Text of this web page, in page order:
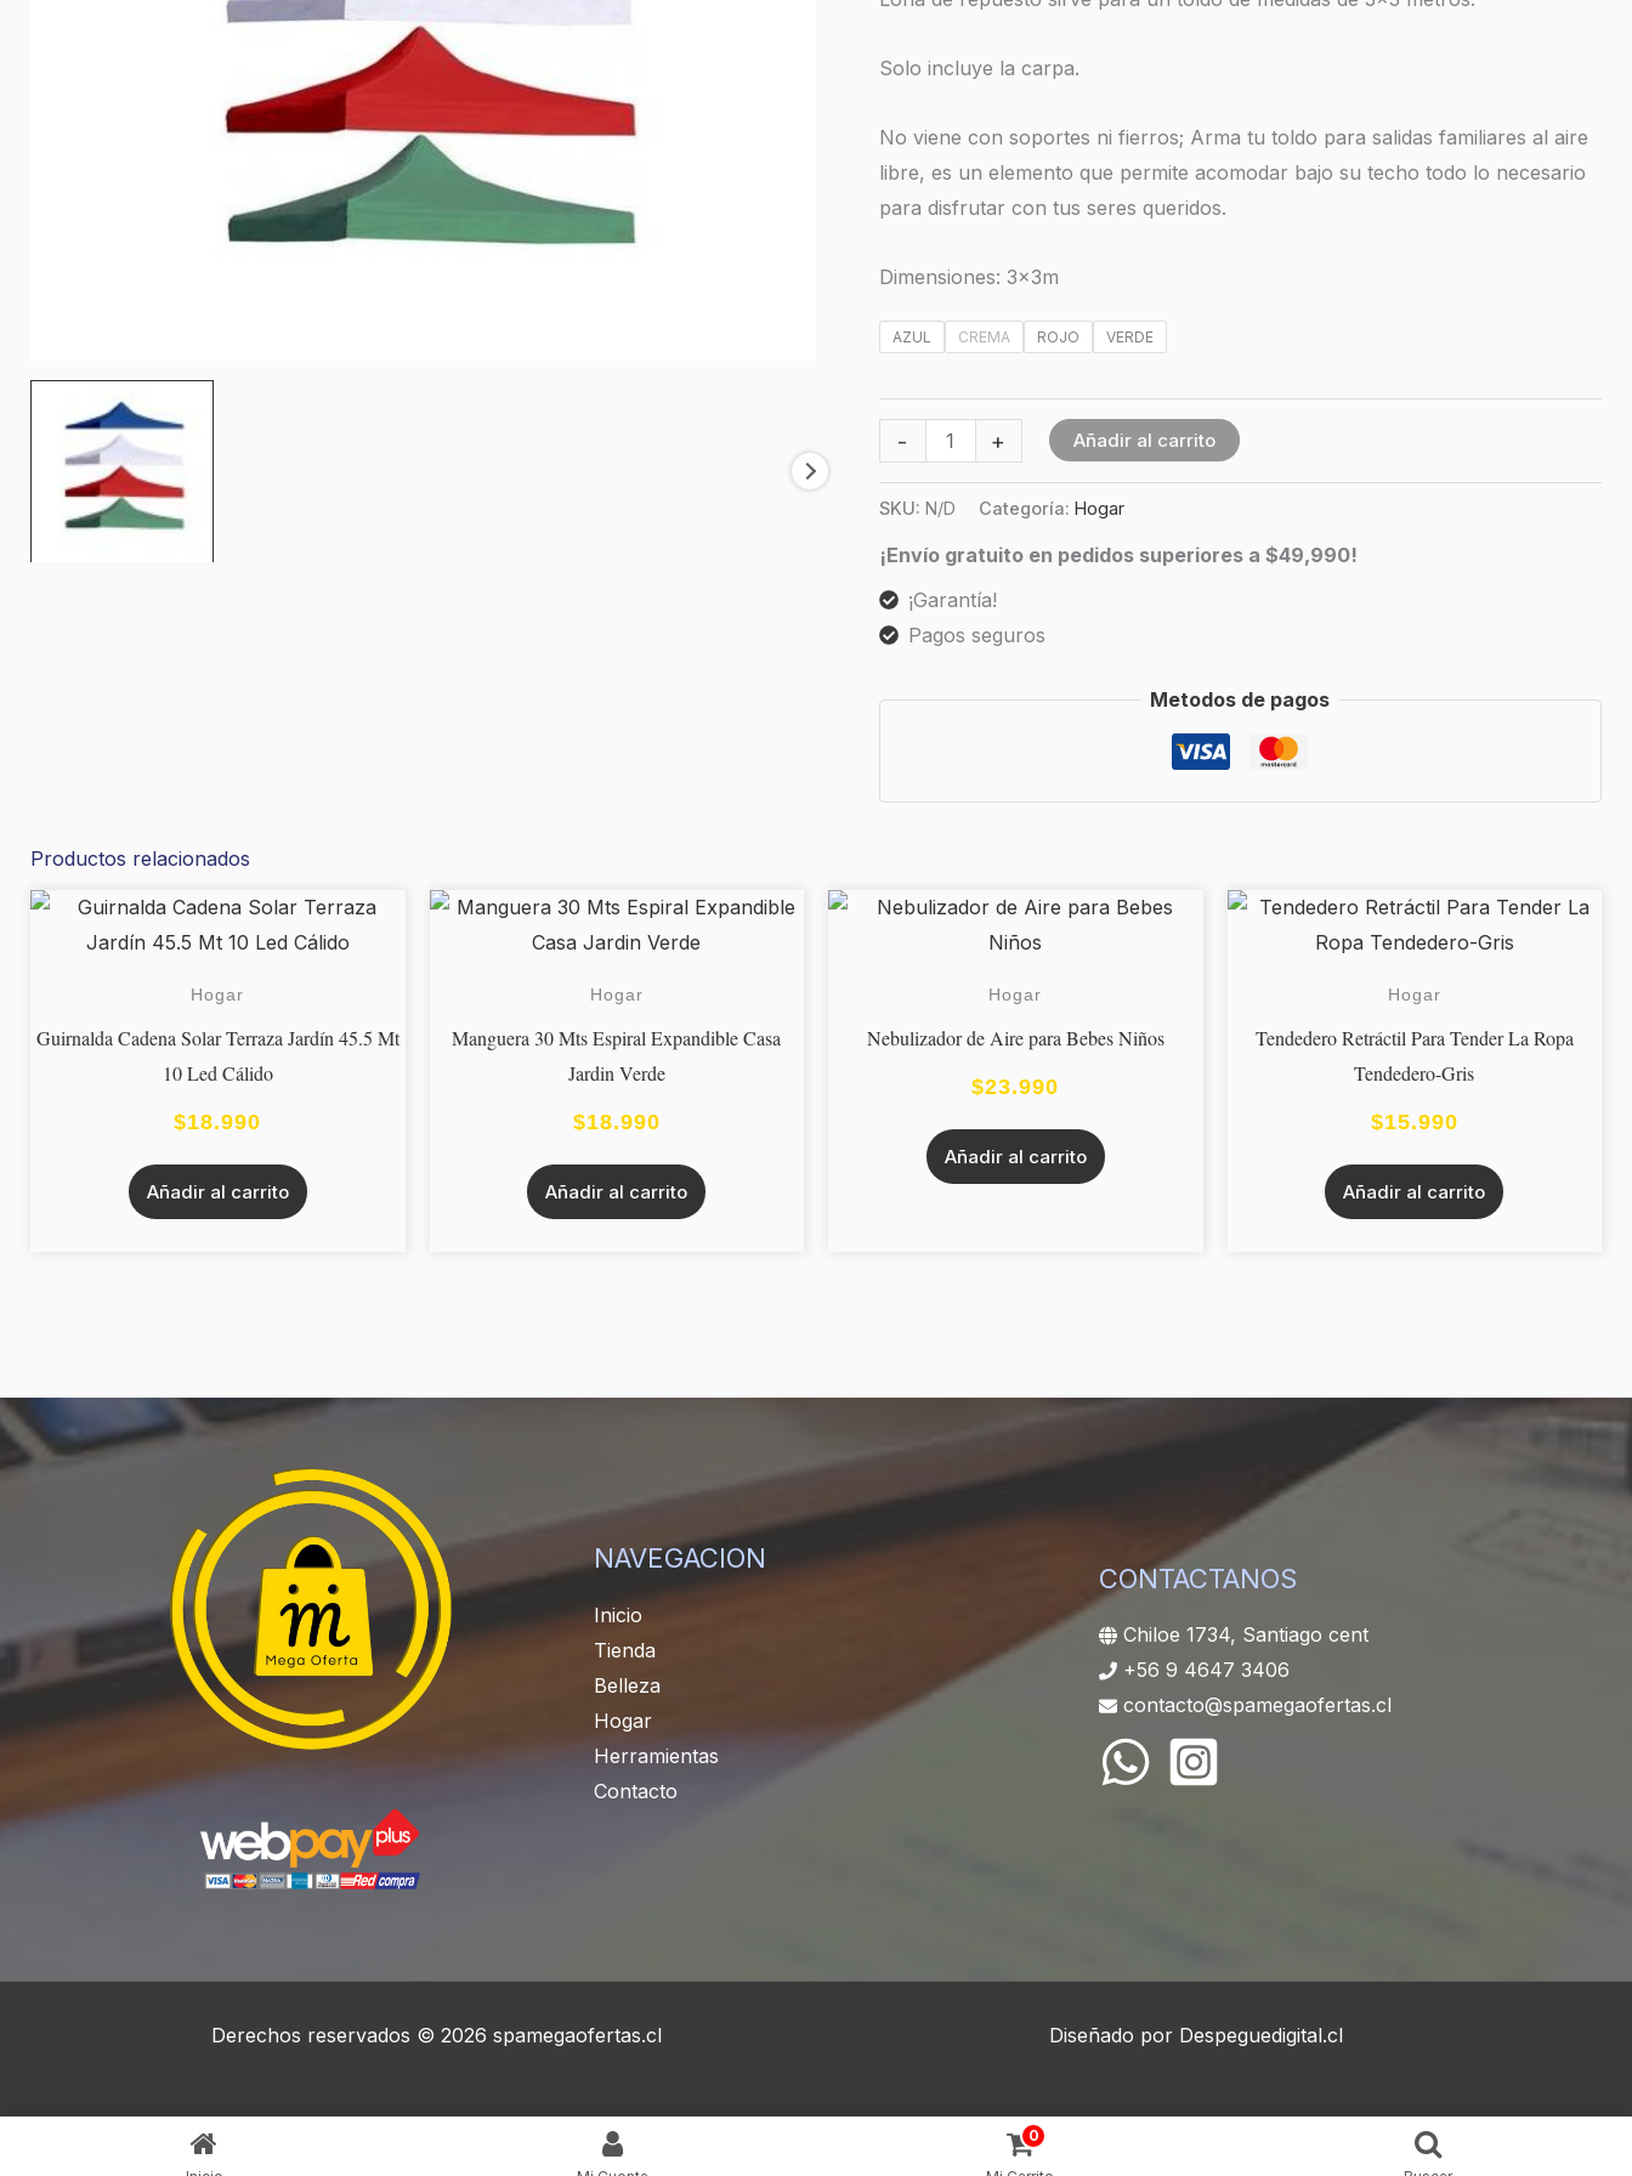
Solo incluye la carpa.
No viene con soportes ni fierros; Arma tu toldo para salidas familiares al aire
libre, es un elemento que permite acomodar bajo su techo todo lo necesario
para disfrutar con tus seres queridos.
Dimensiones: 3x3m
AZUL CREMA ROJO VERDE
- + Añadir al carrito
SKU: N/D Categoría: Hogar
¡Envío gratuito en pedidos superiores a $49,990!
¡Garantía!
Pagos seguros
Metodos de pagos
Productos relacionados
Hogar
Guirnalda Cadena Solar Terraza Jardín 45.5 Mt
10 Led Cálido
$18.990
Añadir al carrito
Hogar
Manguera 30 Mts Espiral Expandible Casa
Jardin Verde
$18.990
Añadir al carrito
Hogar
Nebulizador de Aire para Bebes Niños
$23.990
Añadir al carrito
Hogar
Tendedero Retráctil Para Tender La Ropa
Tendedero-Gris
$15.990
Añadir al carrito
NAVEGACION
Inicio
Tienda
Belleza
Hogar
Herramientas
Contacto
CONTACTANOS
Chiloe 1734, Santiago cent
+56 9 4647 3406
contacto@spamegaofertas.cl
Derechos reservados © 2026 spamegaofertas.cl Diseñado por Despeguedigital.cl
0